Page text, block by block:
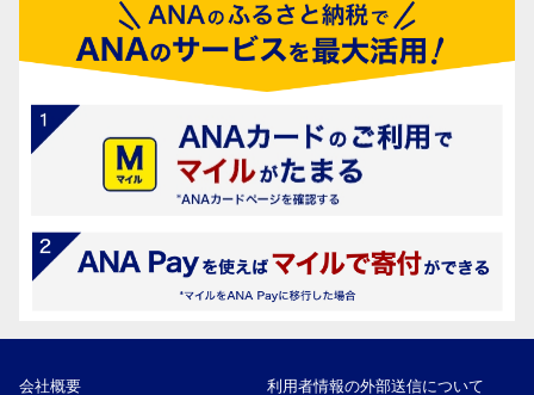
会社概要 利用者情報の外部送信について